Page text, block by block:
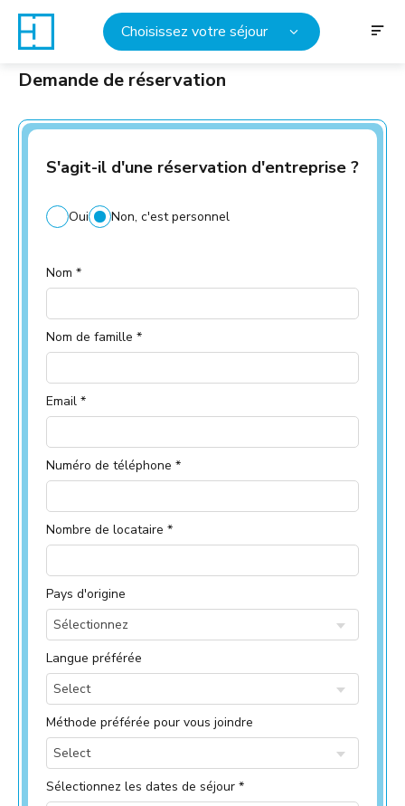
Choisissez votre séjour
Demande de réservation
S'agit-il d'une réservation d'entreprise ?
Oui Non, c'est personnel
Nom *
Nom de famille *
Email *
Numéro de téléphone *
Nombre de locataire *
Pays d'origine
Sélectionnez
Langue préférée
Select
Méthode préférée pour vous joindre
Select
Sélectionnez les dates de séjour *